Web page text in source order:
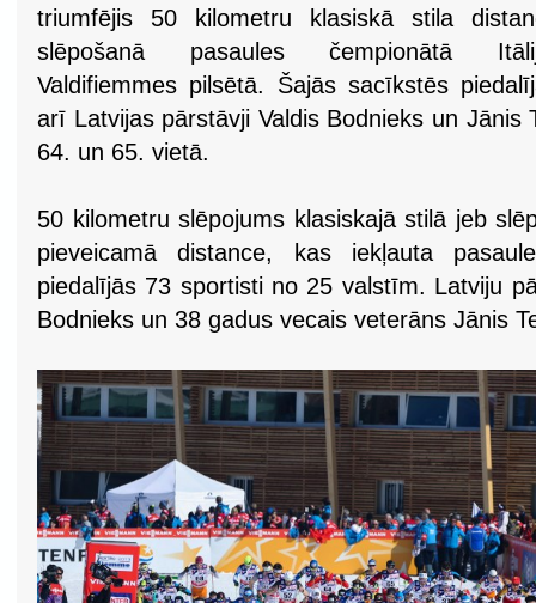
triumfējis 50 kilometru klasiskā stila
slēpošanā pasaules čempionātā
Valdifiemmes pilsētā. Šajās sacīkstēs
arī Latvijas pārstāvji Valdis Bodnieks un Jānis
64. un 65. vietā.
50 kilometru slēpojums klasiskajā stilā jeb
pieveicamā distance, kas iekļauta
piedalījās 73 sportisti no 25 valstīm. Latviju
Bodnieks un 38 gadus vecais veterāns Jānis